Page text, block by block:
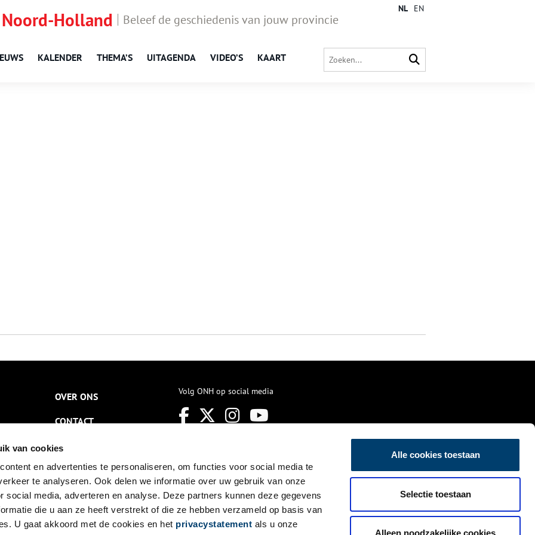
van cookies
en advertenties te personaliseren, om functies voor social media te
te analyseren. Ook delen we informatie over uw gebruik van onze
social media, adverteren en analyse. Deze partners kunnen deze gegevens
die u aan ze heeft verstrekt of die ze hebben verzameld op basis van
U gaat akkoord met de cookies en het privacystatement als u onze
Alle cookies toestaan
Selectie toestaan
Alleen noodzakelijke cookies
Holland Beleef de geschiedenis van jouw provincie
KALENDER THEMA’S UITAGENDA VIDEO’S KAART
NL EN
OVER ONS
CONTACT
NIEUWSBRIEF
DISCLAIMER
PRIVACY
TOEGANKELIJKHEID
Volg ONH op social media